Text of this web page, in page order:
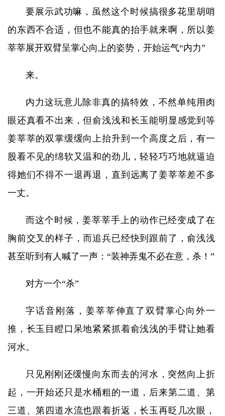
要展示武功嘛，虽然这个时候搞很多花里胡哨
的东西不合适，但也不能真的抬手就来啊，所以姜
莘莘展开双臂呈掌心向上的姿势，开始运气“内力”
来。
内力这玩意儿除非真的搞特效，不然单纯用肉
眼还真看不出来，但俞浅浅和长玉能明显感觉到等
姜莘莘的双掌缓缓向上抬升到一个高度之后，有一
股看不见的绵软又温和的劲儿，轻轻巧巧地就逼迫
得她们不得不一退再退，直到远离了姜莘莘差不多
一丈。
而这个时候，姜莘莘手上的动作已经变成了在
胸前交叉的样子，而追兵已经快到跟前了，俞浅浅
甚至听到有人喊了一声：“装神弄鬼不必在意，杀！”
对方一个“杀”
字话音刚落，姜莘莘伸直了双臂掌心向外一
推，长玉目瞪口呆地紧紧抓着俞浅浅的手臂让她看
河水。
只见刚刚还缓慢向东而去的河水，突然向上折
起，一开始还只是水桶粗的一道，后来第二道、第
三道、第四道水流也跟着折返，长玉再眨几次眼，